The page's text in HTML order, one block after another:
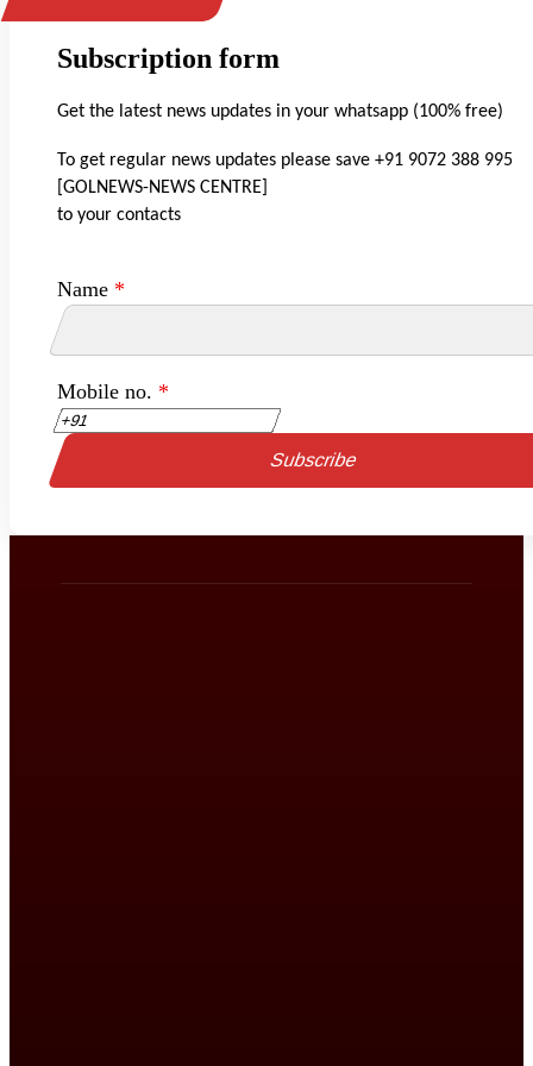
Subscription form
Get the latest news updates in your whatsapp (100% free)
To get regular news updates please save +91 9072 388 995
[GOLNEWS-NEWS CENTRE]
to your contacts
Name *
Mobile no. *